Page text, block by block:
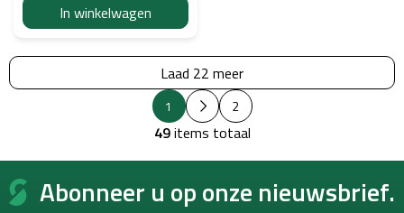
In winkelwagen
L
i
j
s
b
Laad 22 meer
P
a
g
i
n
r
i
1 2
49items totaal
F
Abonneer u op onze nieuwsbrief.